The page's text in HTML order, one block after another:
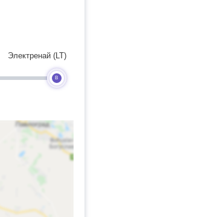
B
Электренай (LT)